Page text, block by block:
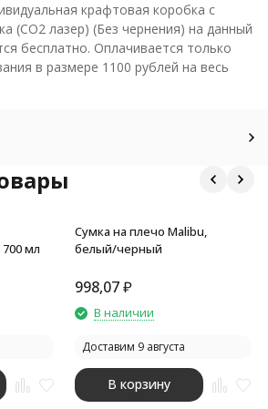
крафтовая коробка с
(CO2 лазер) (Без чернения) на данный
бесплатно. Оплачивается только
в размере 1100 рублей на весь
мл
Сумка на плечо Malibu,
белый/черный
998,07 ₽
В наличии
Доставим 9 августа
В корзину